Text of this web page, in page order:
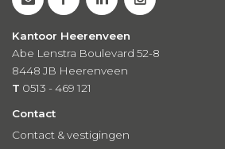
Kantoor Heerenveen
Abe Lenstra Boulevard 52-8
8448 JB Heerenveen
T 0513 - 469 121
Contact
Contact & vestigingen